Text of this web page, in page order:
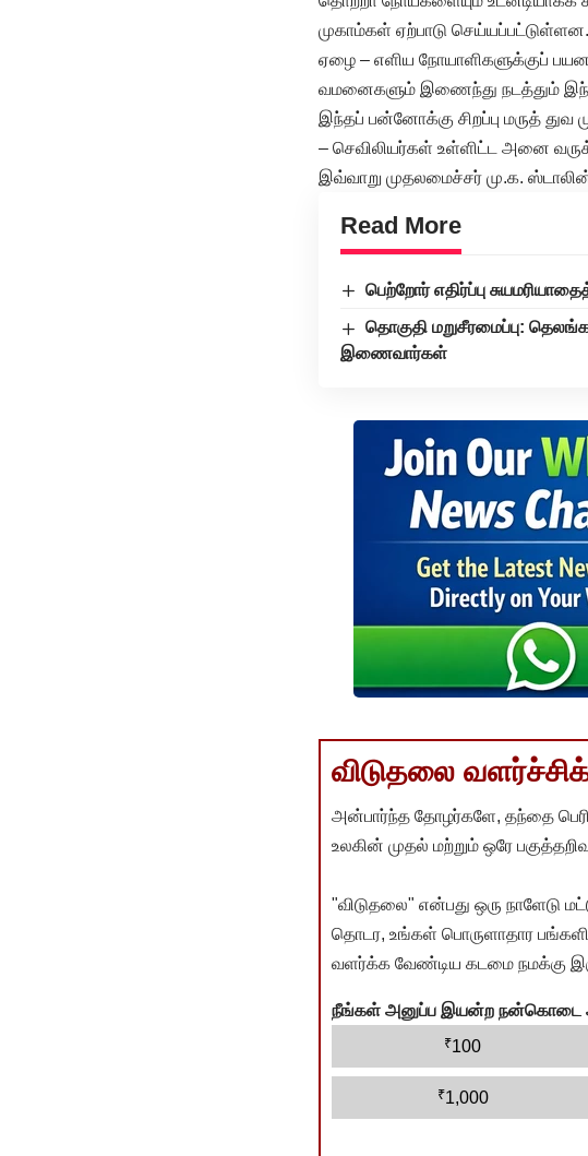
முகாம்கள் ஏற்பாடு செய்யப்பட்டுள்ளன.
ஏழை – எளிய நோயாளிகளுக்குப்
வமனைகளும் இணைந்து நடத்தும்
இந்தப் பன்னோக்கு சிறப்பு மருத்
– செவிலியர்கள் உள்ளிட்ட அனை
இவ்வாறு முதலமைச்சர் மு.க. ஸ்டாலின்
Read More
பெற்றோர் எதிர்ப்பு
தொகுதி மறுசீரமைப்பு:
இணைவார்கள்
விடுதலை
அன்பார்ந்த தோழர்களே, தந்தை
உலகின் முதல் மற்றும் ஒரே
"விடுதலை" என்பது ஒரு நாளேடு
தொடர, உங்கள் பொருளாதார
வளர்க்க வேண்டிய கடமை நமக்கு
நீங்கள் அனுப்ப இயன்ற நன்கொடை
₹100
₹1,000